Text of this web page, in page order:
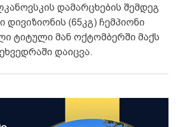
დამარცხების შემდეგ
დივიზიონის (65კგ) ჩემპიონი
ტიტული მან ოქტომბერში მაქს
დაიცვა.